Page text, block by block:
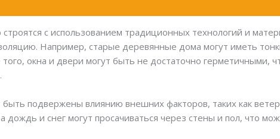
с использованием традиционных технологий и
Например, старые деревянные дома могут иметь
окна и двери могут быть не достаточно герметичными,
подвержены влиянию внешних факторов, таких как
и снег могут просачиваться через стены и пол, что